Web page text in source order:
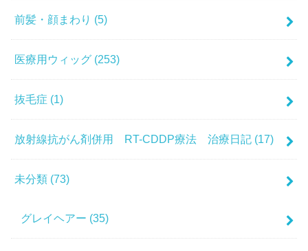
前髪・顔まわり (5)
医療用ウィッグ (253)
抜毛症 (1)
放射線抗がん剤併用 RT-CDDP療法 治療日記 (17)
未分類 (73)
グレイヘアー (35)